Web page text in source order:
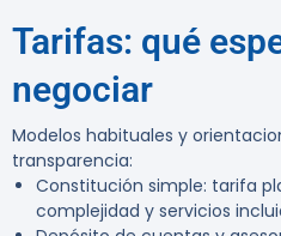
Tarifas: qué
negociar
Modelos habituales y
transparencia:
Constitución simple: tarifa
complejidad y servicios